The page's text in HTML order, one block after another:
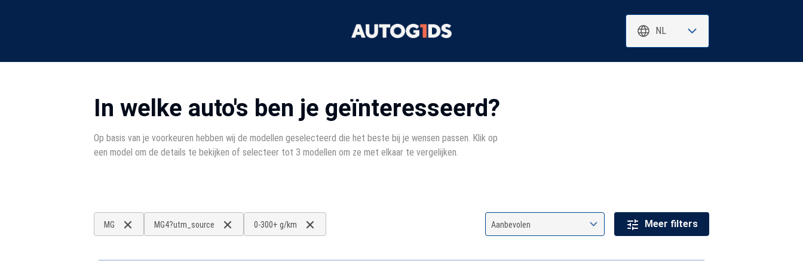
NL
In welke auto's ben je geïnteresseerd?
Op basis van je voorkeuren hebben wij de modellen geselecteerd die het beste bij je wensen passen. Klik op
een model om de details te bekijken of selecteer tot 3 modellen om ze met elkaar te vergelijken.
MG MG4?utm_source 0-300+ g/km Aanbevolen Meer filters